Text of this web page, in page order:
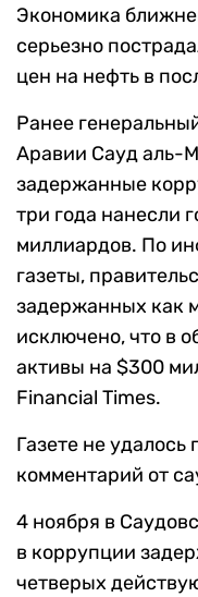
Экономика
серьезно
цен на нефть в
Ранее
Аравии Сауд аль-
задержанные
три года нанесли
миллиардов. По
газеты,
задержанных как
исключено, что в
активы на $300
Financial Times.
Газете не
комментарий от
4 ноября в
в коррупции
четверых